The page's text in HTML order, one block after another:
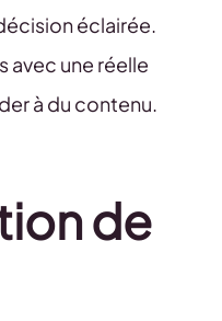
éclairée.
avec une réelle
à du contenu.
de